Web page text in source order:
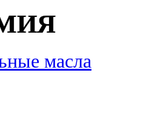
масла